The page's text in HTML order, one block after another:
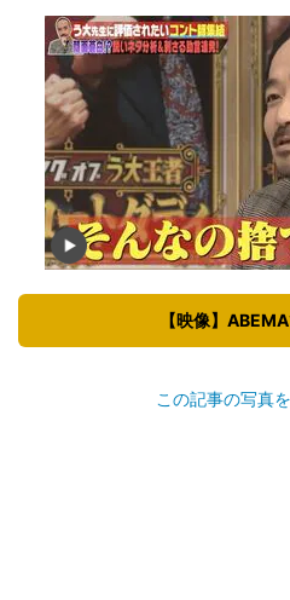
【映像】
この記事の写真